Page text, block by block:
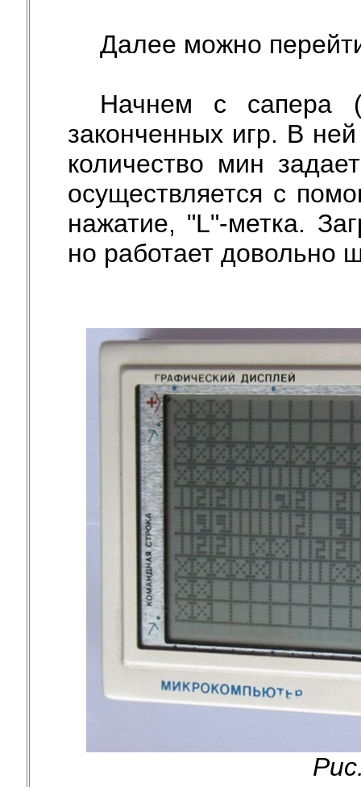
Далее можно
Начнем с сапера
законченных игр. В
количество мин
осуществляется с
нажатие, "L"-метка.
но работает довольно